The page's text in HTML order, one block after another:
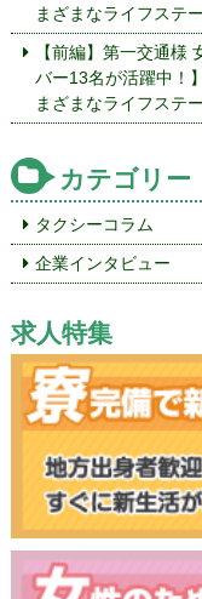
まざまなライフステ
【前編】第一交通様
バー13名が活躍中！
まざまなライフステ
カテゴリー
タクシーコラム
企業インタビュー
求人特集